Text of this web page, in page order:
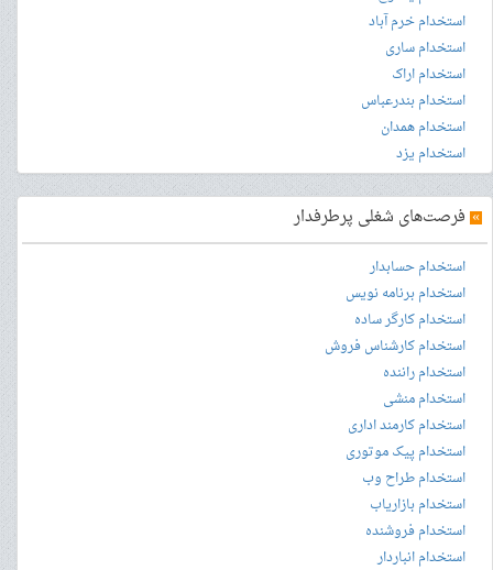
استخدام خرم آباد
استخدام ساری
استخدام اراک
استخدام بندرعباس
استخدام همدان
استخدام یزد
» فرصت‌های شغلی پرطرفدار
استخدام حسابدار
استخدام برنامه نویس
استخدام کارگر ساده
استخدام کارشناس فروش
استخدام راننده
استخدام منشی
استخدام کارمند اداری
استخدام پیک موتوری
استخدام طراح وب
استخدام بازاریاب
استخدام فروشنده
استخدام انباردار